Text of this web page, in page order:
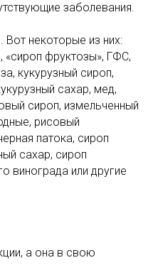
заболевания.
Вот некоторые из них:
«сироп фруктозы», ГФС,
кукурузный сироп,
сахар, мед,
сироп, измельченный
рисовый
патока, сироп
сахар, сироп
винограда или другие
а она в свою